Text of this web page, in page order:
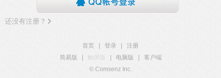
还没有注册？
首页 登录
注册
简易版
触屏版 电脑版
客户端
© Comsenz Inc.